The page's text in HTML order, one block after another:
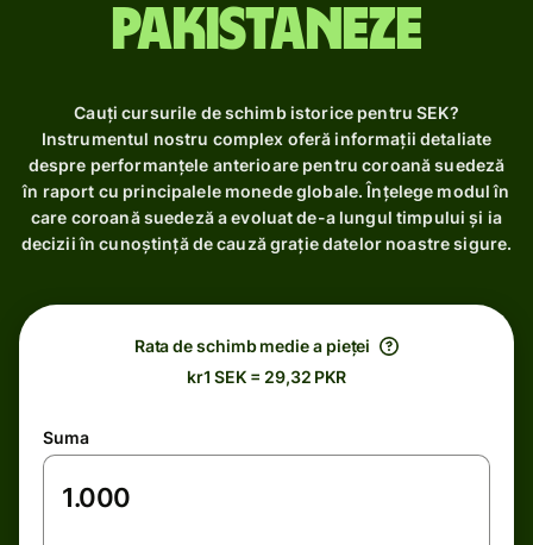
pakistaneze
Cauți cursurile de schimb istorice pentru SEK?
Instrumentul nostru complex oferă informații detaliate
despre performanțele anterioare pentru coroană suedeză
în raport cu principalele monede globale. Înțelege modul în
care coroană suedeză a evoluat de-a lungul timpului și ia
decizii în cunoștință de cauză grație datelor noastre sigure.
Rata de schimb medie a pieței
kr1 SEK = 29,32 PKR
Suma